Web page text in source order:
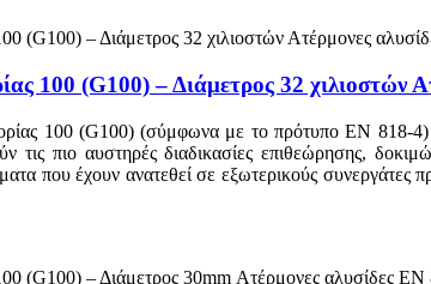
100 (G100) – Διάμετρος 32 χιλιοστών
100 (G100) (σύμφωνα με το πρότυπο EN 818-4)
τις πιο αυστηρές διαδικασίες επιθεώρησης,
που έχουν ανατεθεί σε εξωτερικούς